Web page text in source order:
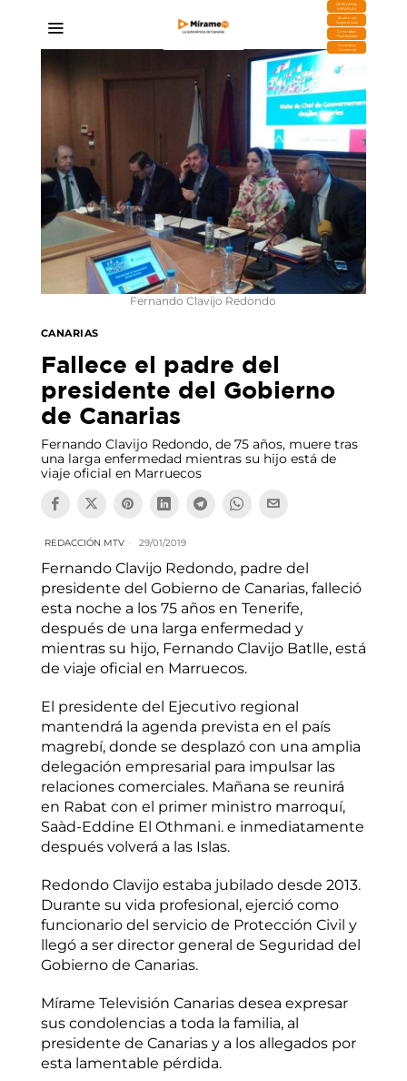
DESCARGA
MIRAPLAY
Buzón de
Sugerencias
Contratar
Publicidad
Contacto
Comercial
Fernando Clavijo Redondo
CANARIAS
Fallece el padre del
presidente del Gobierno
de Canarias
Fernando Clavijo Redondo, de 75 años, muere tras
una larga enfermedad mientras su hijo está de
viaje oficial en Marruecos
REDACCIÓN MTV 29/01/2019
Fernando Clavijo Redondo, padre del
presidente del Gobierno de Canarias, falleció
esta noche a los 75 años en Tenerife,
después de una larga enfermedad y
mientras su hijo, Fernando Clavijo Batlle, está
de viaje oficial en Marruecos.
El presidente del Ejecutivo regional
mantendrá la agenda prevista en el país
magrebí, donde se desplazó con una amplia
delegación empresarial para impulsar las
relaciones comerciales. Mañana se reunirá
en Rabat con el primer ministro marroquí,
Saàd-Eddine El Othmani. e inmediatamente
después volverá a las Islas.
Redondo Clavijo estaba jubilado desde 2013.
Durante su vida profesional, ejerció como
funcionario del servicio de Protección Civil y
llegó a ser director general de Seguridad del
Gobierno de Canarias.
Mírame Televisión Canarias desea expresar
sus condolencias a toda la familia, al
presidente de Canarias y a los allegados por
esta lamentable pérdida.